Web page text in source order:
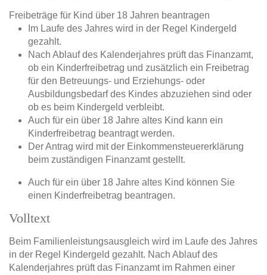
Freibeträge für Kind über 18 Jahren beantragen
Im Laufe des Jahres wird in der Regel Kindergeld
gezahlt.
Nach Ablauf des Kalenderjahres prüft das Finanzamt,
ob ein Kinderfreibetrag und zusätzlich ein Freibetrag
für den Betreuungs- und Erziehungs- oder
Ausbildungsbedarf des Kindes abzuziehen sind oder
ob es beim Kindergeld verbleibt.
Auch für ein über 18 Jahre altes Kind kann ein
Kinderfreibetrag beantragt werden.
Der Antrag wird mit der Einkommensteuererklärung
beim zuständigen Finanzamt gestellt.
Auch für ein über 18 Jahre altes Kind können Sie
einen Kinderfreibetrag beantragen.
Volltext
Beim Familienleistungsausgleich wird im Laufe des Jahres
in der Regel Kindergeld gezahlt. Nach Ablauf des
Kalenderjahres prüft das Finanzamt im Rahmen einer